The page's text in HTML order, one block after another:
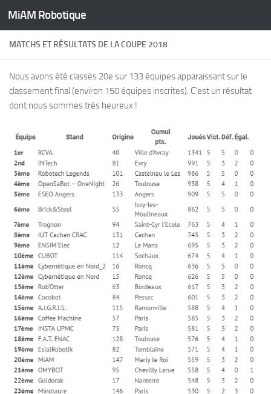
Skip to content
MiAM Robotique
MATCHS ET RÉSULTATS DE LA COUPE 2018
Nous avons été classés 20e sur 133 équipes apparaissant sur le
classement final (environ 150 équipes inscrites). C’est un résultat
dont nous sommes très heureux !